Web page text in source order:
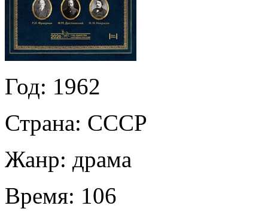
Год: 1962
Страна: СССР
Жанр: драма
Время: 106